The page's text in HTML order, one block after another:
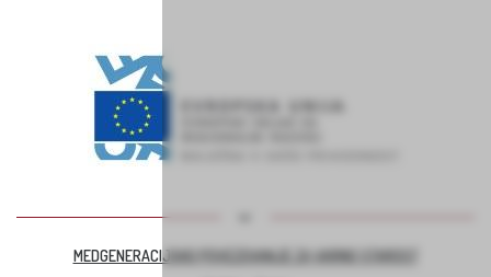
MEDGENERACIJSKO POVEZOVANJE ZA VARNO STAROST